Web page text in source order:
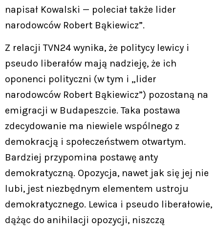
napisał Kowalski — poleciał także lider
narodowców Robert Bąkiewicz”.
Z relacji TVN24 wynika, że politycy lewicy i
pseudo liberałów mają nadzieję, że ich
oponenci polityczni (w tym i „lider
narodowców Robert Bąkiewicz”) pozostaną na
emigracji w Budapeszcie. Taka postawa
zdecydowanie ma niewiele wspólnego z
demokracją i społeczeństwem otwartym.
Bardziej przypomina postawę anty
demokratyczną. Opozycja, nawet jak się jej nie
lubi, jest niezbędnym elementem ustroju
demokratycznego. Lewica i pseudo liberałowie,
dążąc do anihilacji opozycji, niszczą